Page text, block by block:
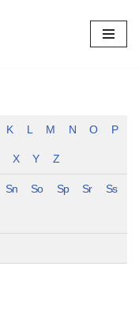
K L M N O P
X Y Z
Sn So Sp Sr Ss